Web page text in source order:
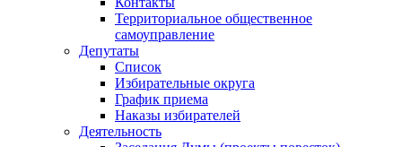
Территориальное общественное
самоуправление
Депутаты
Список
Избирательные округа
График приема
Наказы избирателей
Деятельность